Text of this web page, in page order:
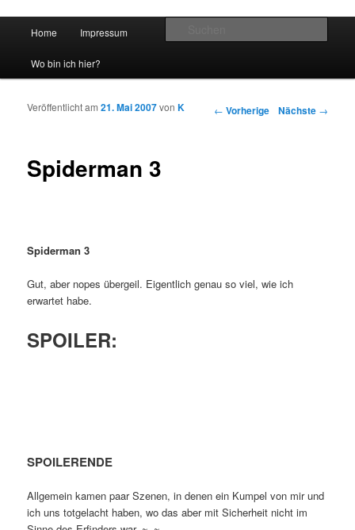
vidgames.de
Zum Inhalt wechseln
Zum sekundären Inhalt wechseln
Home Impressum
Wo bin ich hier?
Artikelnavigation
← Vorherige Nächste →
Spiderman 3
Veröffentlicht am21. Mai 2007vonK
Spiderman 3
Gut, aber nopes übergeil. Eigentlich genau so viel, wie ich
erwartet habe.
SPOILER:
SPOILERENDE
Allgemein kamen paar Szenen, in denen ein Kumpel von mir und
ich uns totgelacht haben, wo das aber mit Sicherheit nicht im